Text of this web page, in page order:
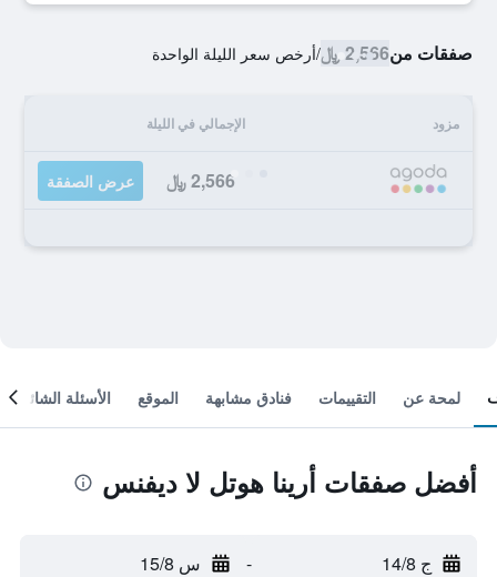
صفقات من2,566 ﷼ /أرخص سعر الليلة الواحدة
مزود الإجمالي في الليلة
2,566 ﷼ عرض الصفقة
لمحة عن التقييمات فنادق مشابهة الموقع الأسئلة الشائعة
أفضل صفقات أرينا هوتل لا ديفنس
ج 14/8 - س 15/8